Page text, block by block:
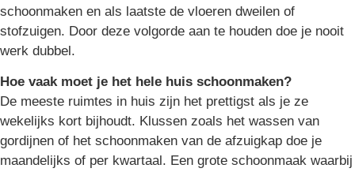
schoonmaken en als laatste de vloeren dweilen of
stofzuigen. Door deze volgorde aan te houden doe je nooit
werk dubbel.
Hoe vaak moet je het hele huis schoonmaken?
De meeste ruimtes in huis zijn het prettigst als je ze
wekelijks kort bijhoudt. Klussen zoals het wassen van
gordijnen of het schoonmaken van de afzuigkap doe je
maandelijks of per kwartaal. Een grote schoonmaak waarbij